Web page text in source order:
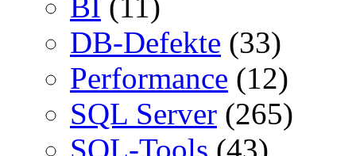
DB-Defekte (33)
Performance (12)
SQL Server (265)
SQL-Tools (43)